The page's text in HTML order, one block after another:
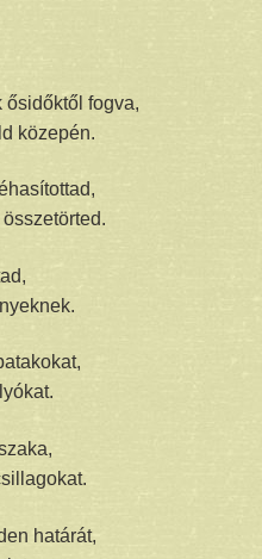
ősidőktől fogva,
közepén.
határát,